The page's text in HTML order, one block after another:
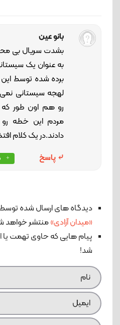
بانو عین
بشدت سریال بی
به عنوان یک
برده شده توسط این
لهجه سیستانی
رو هم اون طور
مردم این خطه
دادند.در یک کلام
پاسخ
دیدگاه های ارسال شده
«میدان آزادی»منتشر خواهد
پیام هایی که حاوی تهمت یا
شد!